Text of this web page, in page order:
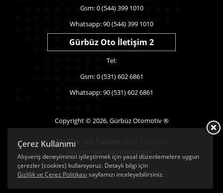
Çerez Kullanımı
Alışveriş deneyiminizi iyileştirmek için yasal düzenlemelere uygun
çerezler (cookies) kullanıyoruz. Detaylı bilgi için
Gizlilik ve Çerez Politikası sayfamızı inceleyebilirsiniz.
Gsm: 0 (544) 399 1010
Whatsapp: 90 (544) 399 1010
Gürbüz Oto İletişim 2
Tel:
Gsm: 0 (531) 602 6861
Whatsapp: 90 (531) 602 6861
Copyright © 2026, Gürbüz Otomotiv ®
Bu Site,